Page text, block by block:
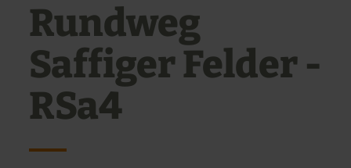
Rundweg
Saffiger Felder -
RSa4